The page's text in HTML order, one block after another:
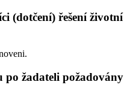
(dotčení) řešení životní
po žadateli požadovány